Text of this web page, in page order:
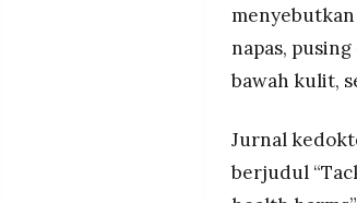
napas,
bawah kulit,
Jurnal
berjudul